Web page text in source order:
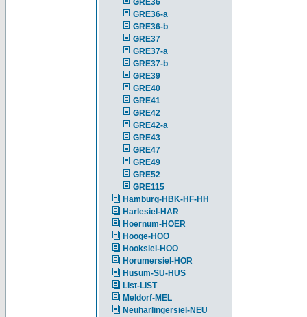
GRE36
GRE36-a
GRE36-b
GRE37
GRE37-a
GRE37-b
GRE39
GRE40
GRE41
GRE42
GRE42-a
GRE43
GRE47
GRE49
GRE52
GRE115
Hamburg-HBK-HF-HH
Harlesiel-HAR
Hoernum-HOER
Hooge-HOO
Hooksiel-HOO
Horumersiel-HOR
Husum-SU-HUS
List-LIST
Meldorf-MEL
Neuharlingersiel-NEU